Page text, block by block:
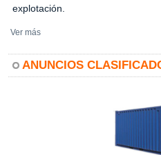
explotación.
Ver más
ANUNCIOS